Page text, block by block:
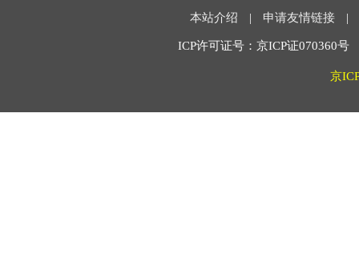
本站介绍 | 申请友情链接 |
ICP许可证号：京ICP证070360
京